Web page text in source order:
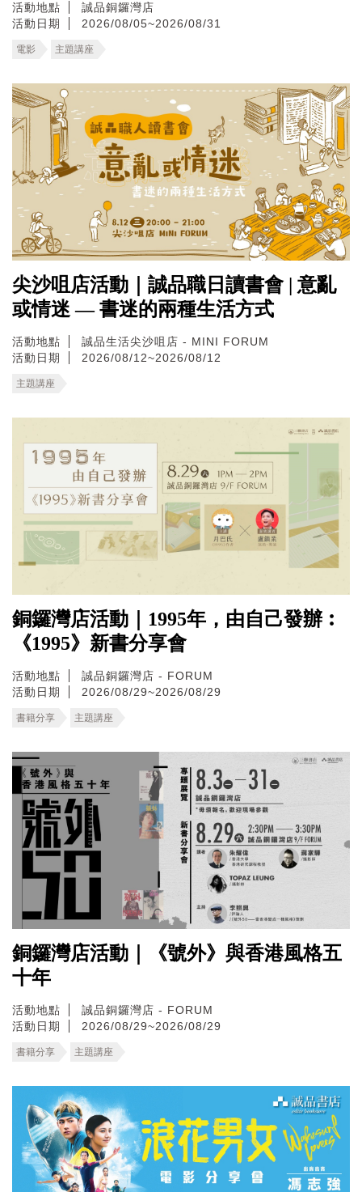
活動地點
誠品銅鑼灣店
活動日期
2026/08/05~2026/08/31
電影 主題講座
尖沙咀店活動｜誠品職日讀書會 | 意亂
或情迷 — 書迷的兩種生活方式
活動地點
誠品生活尖沙咀店 - MINI FORUM
活動日期
2026/08/12~2026/08/12
主題講座
銅鑼灣店活動｜1995年，由自己發辦︰
《1995》新書分享會
活動地點
誠品銅鑼灣店 - FORUM
活動日期
2026/08/29~2026/08/29
書籍分享 主題講座
銅鑼灣店活動｜《號外》與香港風格五
十年
活動地點
誠品銅鑼灣店 - FORUM
活動日期
2026/08/29~2026/08/29
書籍分享 主題講座